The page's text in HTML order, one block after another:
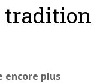
tradition
encore plus